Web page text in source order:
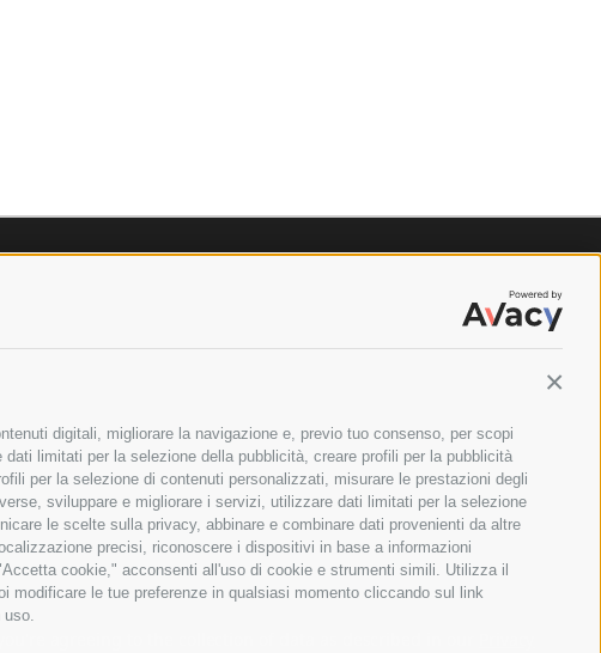
digitali, migliorare la navigazione e, previo tuo consenso, per scopi
limitati per la selezione della pubblicità, creare profili per la pubblicità
per la selezione di contenuti personalizzati, misurare le prestazioni degli
sviluppare e migliorare i servizi, utilizzare dati limitati per la selezione
le scelte sulla privacy, abbinare e combinare dati provenienti da altre
precisi, riconoscere i dispositivi in base a informazioni
cookie," acconsenti all'uso di cookie e strumenti simili. Utilizza il
le tue preferenze in qualsiasi momento cliccando sul link
uso.